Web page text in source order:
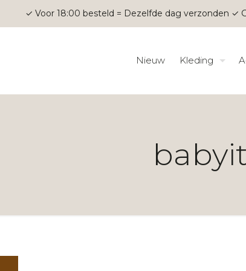
✓ Voor 18:00 besteld = Dezelfde dag verzonden ✓
Nieuw Kleding